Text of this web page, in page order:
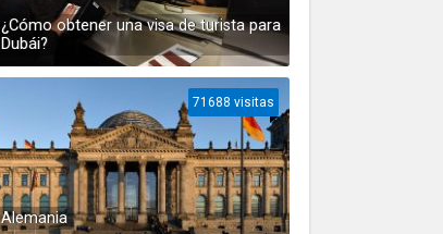
¿Cómo obtener una visa de turista para
Dubái?
Alemania
71688 visitas